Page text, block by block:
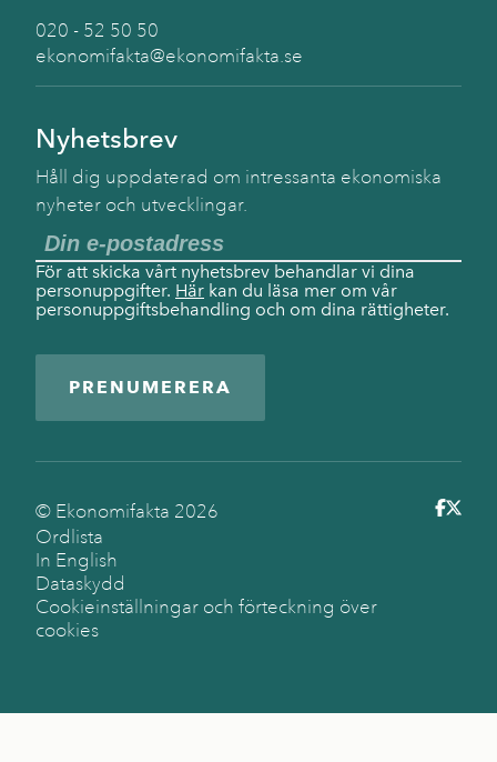
020 - 52 50 50
ekonomifakta@ekonomifakta.se
Nyhetsbrev
Håll dig uppdaterad om intressanta ekonomiska
nyheter och utvecklingar.
För att skicka vårt nyhetsbrev behandlar vi dina
personuppgifter. Här kan du läsa mer om vår
personuppgiftsbehandling och om dina rättigheter.
PRENUMERERA
© Ekonomifakta 2026
Ordlista
In English
Dataskydd
Cookieinställningar och förteckning över
cookies